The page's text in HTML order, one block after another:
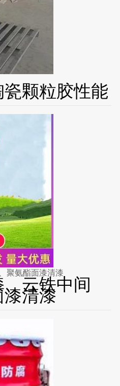
颗粒胶性能
聚氨酯面漆清漆
云铁中间
清漆